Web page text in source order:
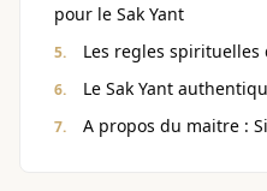
pour le Sak Yant
Les regles spirituelles
Le Sak Yant
A propos du maitre :